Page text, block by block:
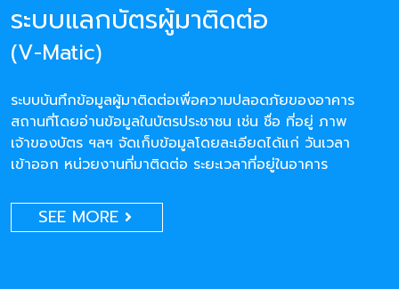
ระบบแลกบัตรผู้มาติดต่อ
(V-Matic)
ระบบบันทึกข้อมูลผู้มาติดต่อเพื่อความปลอดภัยของอาคาร
สถานที่โดยอ่านข้อมูลในบัตรประชาชน เช่น ชื่อ ที่อยู่ ภาพ
เจ้าของบัตร ฯลฯ จัดเก็บข้อมูลโดยละเอียดได้แก่ วันเวลา
เข้าออก หน่วยงานที่มาติดต่อ ระยะเวลาที่อยู่ในอาคาร
SEE MORE